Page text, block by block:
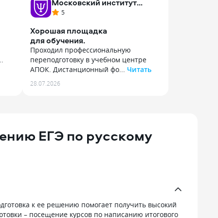
Московский институт
психологии
5
Хорошая площадка
для обучения.
Проходил профессиональную
переподготовку в учебном центре
АПОК. Дистанционный фо... Читать
Проходил профессиональную
переподготовку в учебном центре
без лишней воды. Цена на обучение
28.07.2026
ЕГЭ по русскому
к ее решению помогает получить высокий
– посещение курсов по написанию итогового